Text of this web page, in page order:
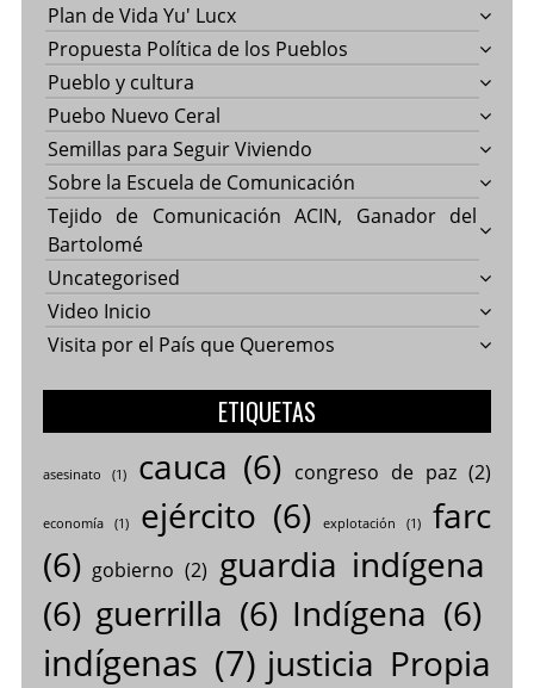
Plan de Vida Yu' Lucx
Propuesta Política de los Pueblos
Pueblo y cultura
Puebo Nuevo Ceral
Semillas para Seguir Viviendo
Sobre la Escuela de Comunicación
Tejido de Comunicación ACIN, Ganador del
Bartolomé
Uncategorised
Video Inicio
Visita por el País que Queremos
ETIQUETAS
asesinato (1) cauca (6) congreso de paz(2)
economía(1) ejército (6) explotación (1)
farc
(6) gobierno (2) guardia indígena
(6) guerrilla (6) Indígena (6)
indígenas (7) justicia Propia